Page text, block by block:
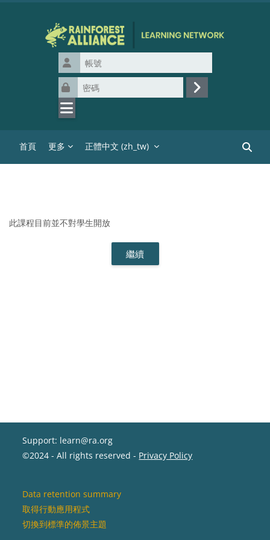
帳號
密碼
登入
首頁 更多 正體中文 ‎(zh_tw)‎
搜尋課
此課程目前並不對學生開放
繼續
Support: learn@ra.org
©2024 - All rights reserved - Privacy Policy
Data retention summary
取得行動應用程式
切換到標準的佈景主題